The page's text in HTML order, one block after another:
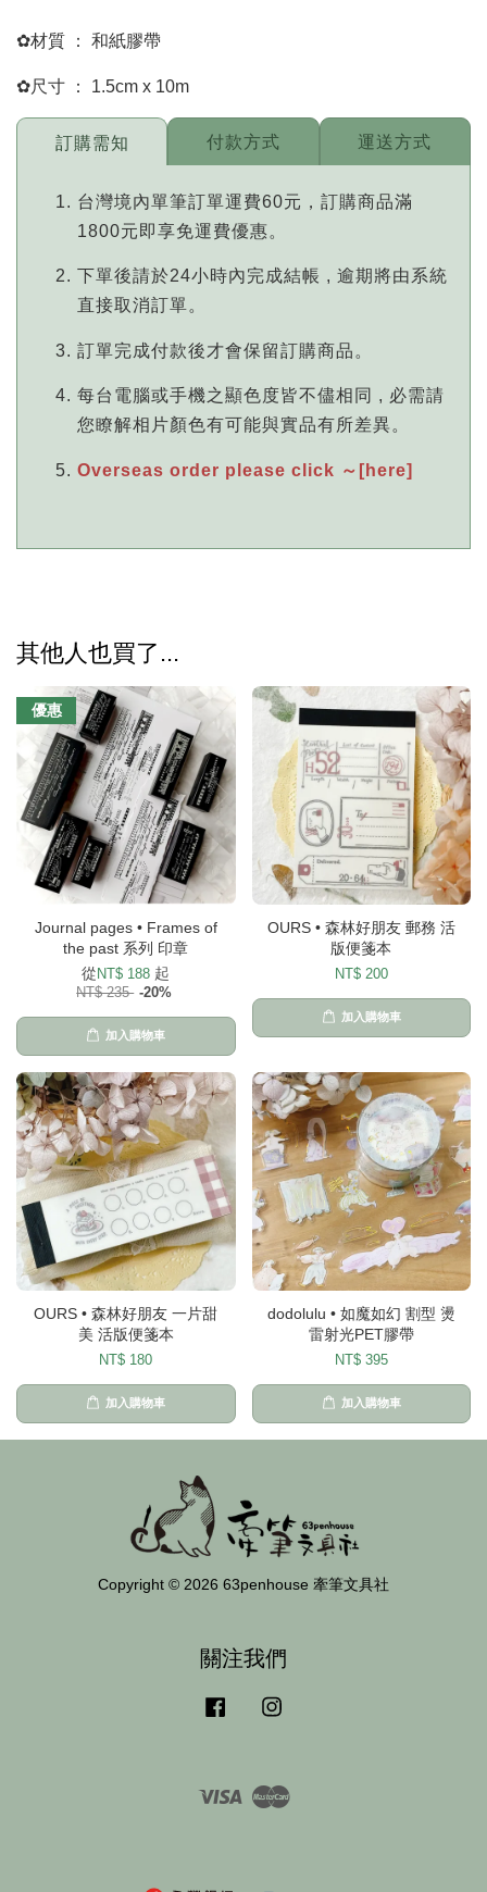
✿材質 ： 和紙膠帶
✿尺寸 ： 1.5cm x 10m
訂購需知
台灣境內單筆訂單運費60元，訂購商品滿
1800元即享免運費優惠。
下單後請於24小時內完成結帳 , 逾期將由系統
直接取消訂單。
訂單完成付款後才會保留訂購商品。
每台電腦或手機之顯色度皆不儘相同 , 必需請
您瞭解相片顏色有可能與實品有所差異。
Overseas order please click ～[here]
付款方式 運送方式
其他人也買了...
優惠
Journal pages • Frames of
the past 系列 印章
從 NT$ 188 起
NT$ 235 -20%
加入購物車
OURS • 森林好朋友 郵務 活
版便箋本
NT$ 200
加入購物車
OURS • 森林好朋友 一片甜
美 活版便箋本
NT$ 180
加入購物車
dodolulu • 如魔如幻 割型 燙
雷射光PET膠帶
NT$ 395
加入購物車
Copyright © 2026 63penhouse 牽筆文具社
關注我們
Facebook
Visa Master